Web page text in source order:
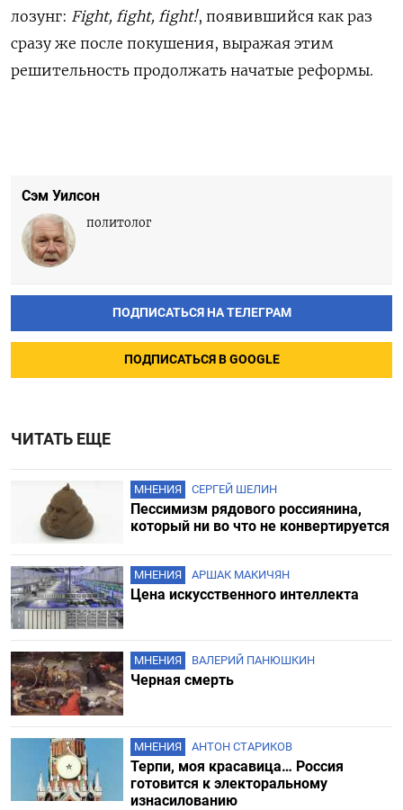
лозунг: Fight, fight, fight!, появившийся как раз
сразу же после покушения, выражая этим
решительность продолжать начатые реформы.
Сэм Уилсон
политолог
ПОДПИСАТЬСЯ НА ТЕЛЕГРАМ
ПОДПИСАТЬСЯ В GOOGLE
ЧИТАТЬ ЕЩЕ
МНЕНИЯ СЕРГЕЙ ШЕЛИН
Пессимизм рядового россиянина,
который ни во что не конвертируется
МНЕНИЯ АРШАК МАКИЧЯН
Цена искусственного интеллекта
МНЕНИЯ ВАЛЕРИЙ ПАНЮШКИН
Черная смерть
МНЕНИЯ АНТОН СТАРИКОВ
Терпи, моя красавица… Россия
готовится к электоральному
изнасилованию